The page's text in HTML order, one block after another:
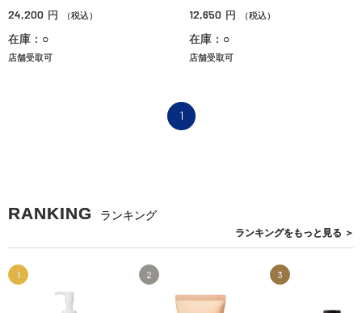
24,200 円 （税込）
在庫：○
店舗受取可
12,650 円 （税込）
在庫：○
店舗受取可
1
RANKING ランキング
ランキングをもっと見る ＞
1 2 3